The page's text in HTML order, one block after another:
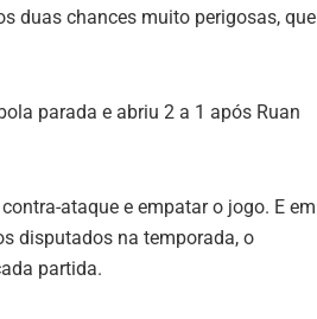
duas chances muito perigosas, que
parada e abriu 2 a 1 após Ruan
ataque e empatar o jogo. E em
disputados na temporada, o
partida.